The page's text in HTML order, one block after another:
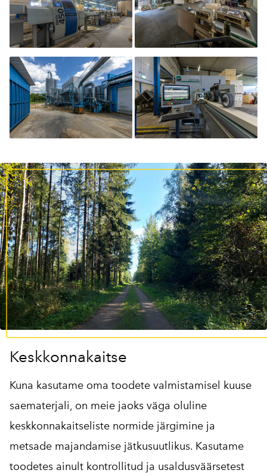
Keskkonnakaitse
Kuna kasutame oma toodete valmistamisel kuuse
saematerjali, on meie jaoks väga oluline
keskkonnakaitseliste normide järgimine ja
metsade majandamise jätkusuutlikus. Kasutame
toodetes ainult kontrollitud ja usaldusväärsetest